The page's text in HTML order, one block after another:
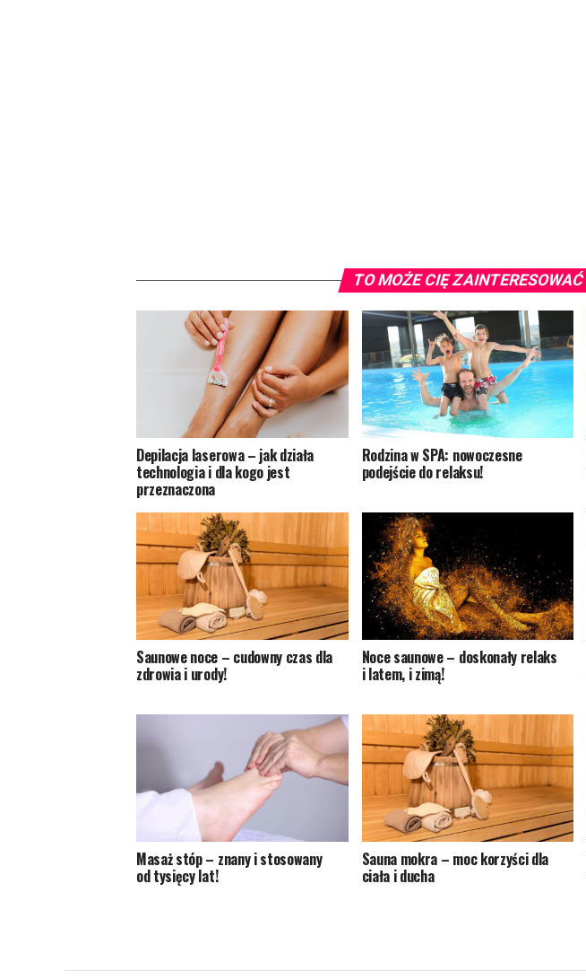
TO MOŻE CIĘ ZAINTERESOWAĆ
Depilacja laserowa – jak działa
technologia i dla kogo jest
przeznaczona
Rodzina w SPA: nowoczesne
podejście do relaksu!
Saunowe noce – cudowny czas dla
zdrowia i urody!
Noce saunowe – doskonały relaks
i latem, i zimą!
Masaż stóp – znany i stosowany
od tysięcy lat!
Sauna mokra – moc korzyści dla
ciała i ducha